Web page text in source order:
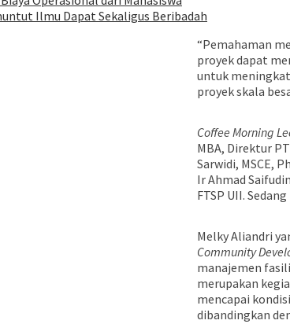
Ilmu Dapat Sekaligus Beribadah
“Pemahaman
proyek dapat
untuk
proyek skala
Coffee Morning
MBA, Direktur
Sarwidi, MSCE,
Ir Ahmad
FTSP UII.
Melky Aliandri
Community
manajemen
merupakan
mencapai
dibandingkan